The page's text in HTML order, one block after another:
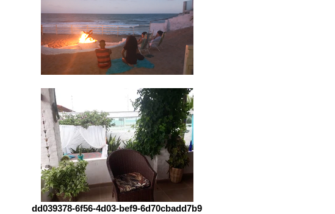
dd039378-6f56-4d03-bef9-6d70cbadd7b9